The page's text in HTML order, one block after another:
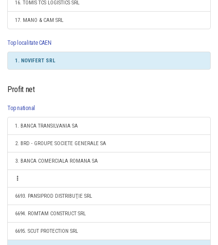
16. TOMIS TCS LOGISTICS SRL
17. MANO & CAM SRL
Top localitate CAEN
1. NOVIFERT SRL
Profit net
Top national
1. BANCA TRANSILVANIA SA
2. BRD - GROUPE SOCIETE GENERALE SA
3. BANCA COMERCIALA ROMANA SA
6693. PANSIPROD DISTRIBUŢIE SRL
6694. ROMTAM CONSTRUCT SRL
6695. SCUT PROTECTION SRL